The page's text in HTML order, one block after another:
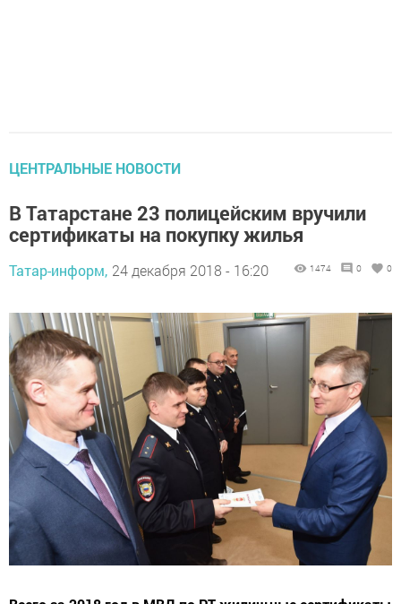
ЦЕНТРАЛЬНЫЕ НОВОСТИ
В Татарстане 23 полицейским вручили
сертификаты на покупку жилья
Татар-информ, 24 декабря 2018 - 16:20 1474 0 0